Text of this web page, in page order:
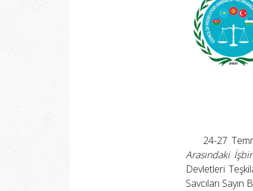
24-27
Arasındaki
Devletleri
Savcıları